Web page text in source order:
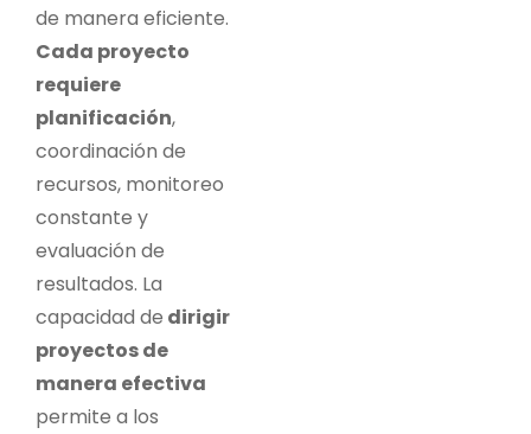
de manera eficiente.
Cada proyecto
requiere
planificación,
coordinación de
recursos, monitoreo
constante y
evaluación de
resultados. La
capacidad de dirigir
proyectos de
manera efectiva
permite a los